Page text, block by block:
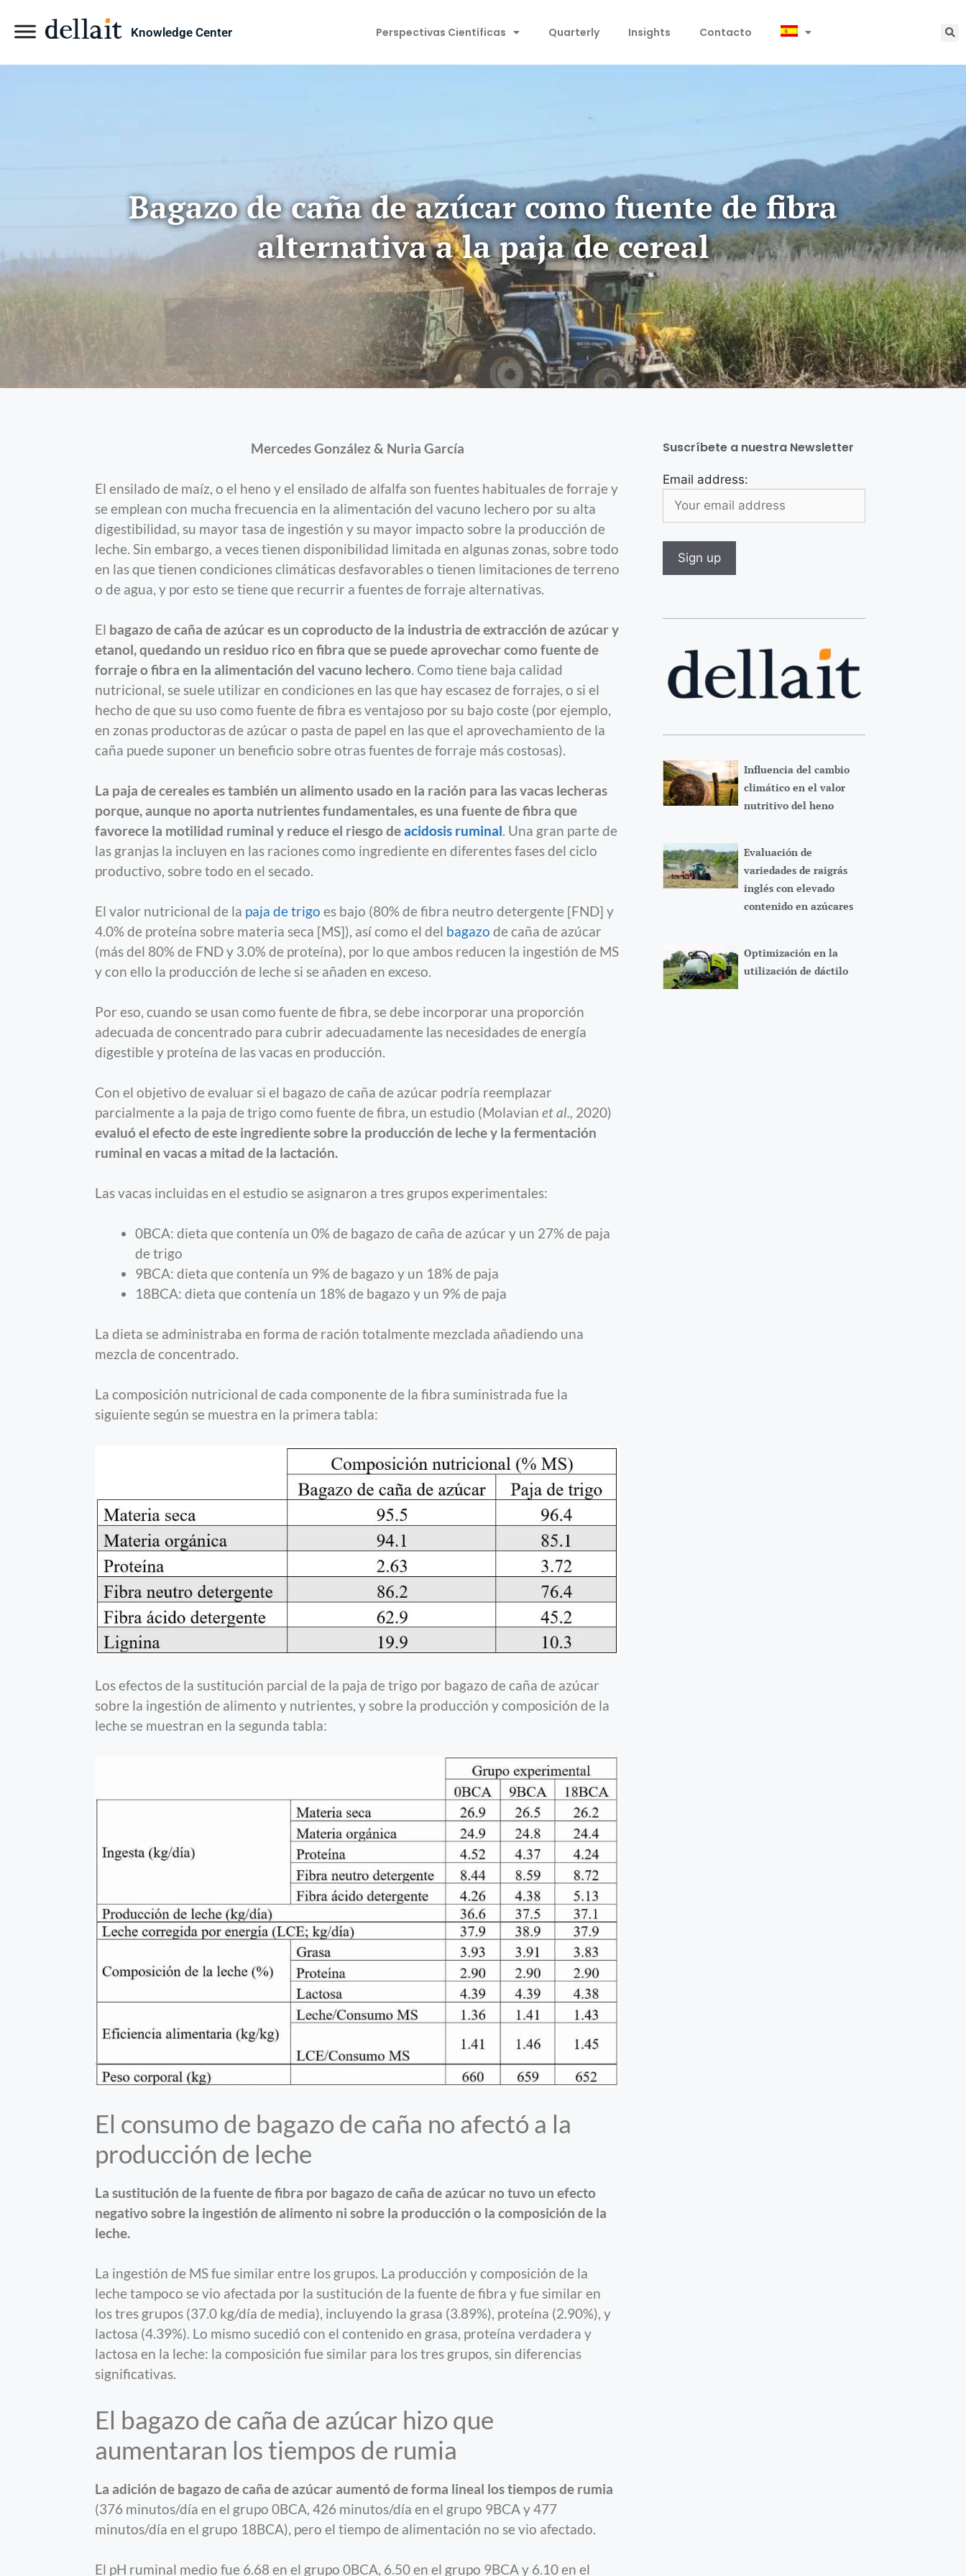
Knowledge Center Perspectivas Científicas Quarterly Insights Contacto
Bagazo de caña de azúcar como fuente de fibra
alternativa a la paja de cereal
Mercedes González & Nuria García
El ensilado de maíz, o el heno y el ensilado de alfalfa son fuentes habituales de forraje y
se emplean con mucha frecuencia en la alimentación del vacuno lechero por su alta
digestibilidad, su mayor tasa de ingestión y su mayor impacto sobre la producción de
leche. Sin embargo, a veces tienen disponibilidad limitada en algunas zonas, sobre todo
en las que tienen condiciones climáticas desfavorables o tienen limitaciones de terreno
o de agua, y por esto se tiene que recurrir a fuentes de forraje alternativas.
El bagazo de caña de azúcar es un coproducto de la industria de extracción de azúcar y
etanol, quedando un residuo rico en fibra que se puede aprovechar como fuente de
forraje o fibra en la alimentación del vacuno lechero. Como tiene baja calidad
nutricional, se suele utilizar en condiciones en las que hay escasez de forrajes, o si el
hecho de que su uso como fuente de fibra es ventajoso por su bajo coste (por ejemplo,
en zonas productoras de azúcar o pasta de papel en las que el aprovechamiento de la
caña puede suponer un beneficio sobre otras fuentes de forraje más costosas).
La paja de cereales es también un alimento usado en la ración para las vacas lecheras
porque, aunque no aporta nutrientes fundamentales, es una fuente de fibra que
favorece la motilidad ruminal y reduce el riesgo deacidosis ruminal. Una gran parte de
las granjas la incluyen en las raciones como ingrediente en diferentes fases del ciclo
productivo, sobre todo en el secado.
El valor nutricional de la paja de trigo es bajo (80% de fibra neutro detergente [FND] y
4.0% de proteína sobre materia seca [MS]), así como el del bagazo de caña de azúcar
(más del 80% de FND y 3.0% de proteína), por lo que ambos reducen la ingestión de MS
y con ello la producción de leche si se añaden en exceso.
Por eso, cuando se usan como fuente de fibra, se debe incorporar una proporción
adecuada de concentrado para cubrir adecuadamente las necesidades de energía
digestible y proteína de las vacas en producción.
Con el objetivo de evaluar si el bagazo de caña de azúcar podría reemplazar
parcialmente a la paja de trigo como fuente de fibra, un estudio (Molavian et al., 2020)
evaluó el efecto de este ingrediente sobre la producción de leche y la fermentación
ruminal en vacas a mitad de la lactación.
Las vacas incluidas en el estudio se asignaron a tres grupos experimentales:
0BCA: dieta que contenía un 0% de bagazo de caña de azúcar y un 27% de paja
de trigo
9BCA: dieta que contenía un 9% de bagazo y un 18% de paja
18BCA: dieta que contenía un 18% de bagazo y un 9% de paja
La dieta se administraba en forma de ración totalmente mezclada añadiendo una
mezcla de concentrado.
La composición nutricional de cada componente de la fibra suministrada fue la
siguiente según se muestra en la primera tabla:
Los efectos de la sustitución parcial de la paja de trigo por bagazo de caña de azúcar
sobre la ingestión de alimento y nutrientes, y sobre la producción y composición de la
leche se muestran en la segunda tabla:
El consumo de bagazo de caña no afectó a la
producción de leche
La sustitución de la fuente de fibra por bagazo de caña de azúcar no tuvo un efecto
negativo sobre la ingestión de alimento ni sobre la producción o la composición de la
leche.
La ingestión de MS fue similar entre los grupos. La producción y composición de la
leche tampoco se vio afectada por la sustitución de la fuente de fibra y fue similar en
los tres grupos (37.0 kg/día de media), incluyendo la grasa (3.89%), proteína (2.90%), y
lactosa (4.39%). Lo mismo sucedió con el contenido en grasa, proteína verdadera y
lactosa en la leche: la composición fue similar para los tres grupos, sin diferencias
significativas.
El bagazo de caña de azúcar hizo que
aumentaran los tiempos de rumia
La adición de bagazo de caña de azúcar aumentó de forma lineal los tiempos de rumia
(376 minutos/día en el grupo 0BCA, 426 minutos/día en el grupo 9BCA y 477
minutos/día en el grupo 18BCA), pero el tiempo de alimentación no se vio afectado.
El pH ruminal medio fue 6.68 en el grupo 0BCA, 6.50 en el grupo 9BCA y 6.10 en el
Suscríbete a nuestra Newsletter
Email address:
Influencia del cambio
climático en el valor
nutritivo del heno
Evaluación de
variedades de raigrás
inglés con elevado
contenido en azúcares
Optimización en la
utilización de dáctilo